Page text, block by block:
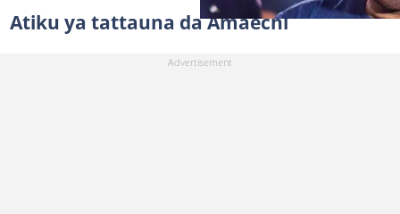
Atiku ya tattauna da Amaechi